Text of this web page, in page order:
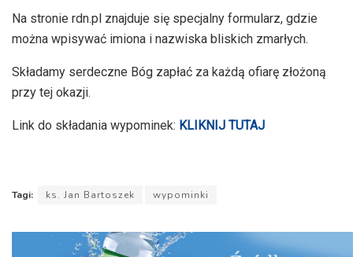
Na stronie rdn.pl znajduje się specjalny formularz, gdzie
można wpisywać imiona i nazwiska bliskich zmarłych.
Składamy serdeczne Bóg zapłać za każdą ofiarę złożoną
przy tej okazji.
Link do składania wypominek: KLIKNIJ TUTAJ
Tagi: ks. Jan Bartoszek wypominki